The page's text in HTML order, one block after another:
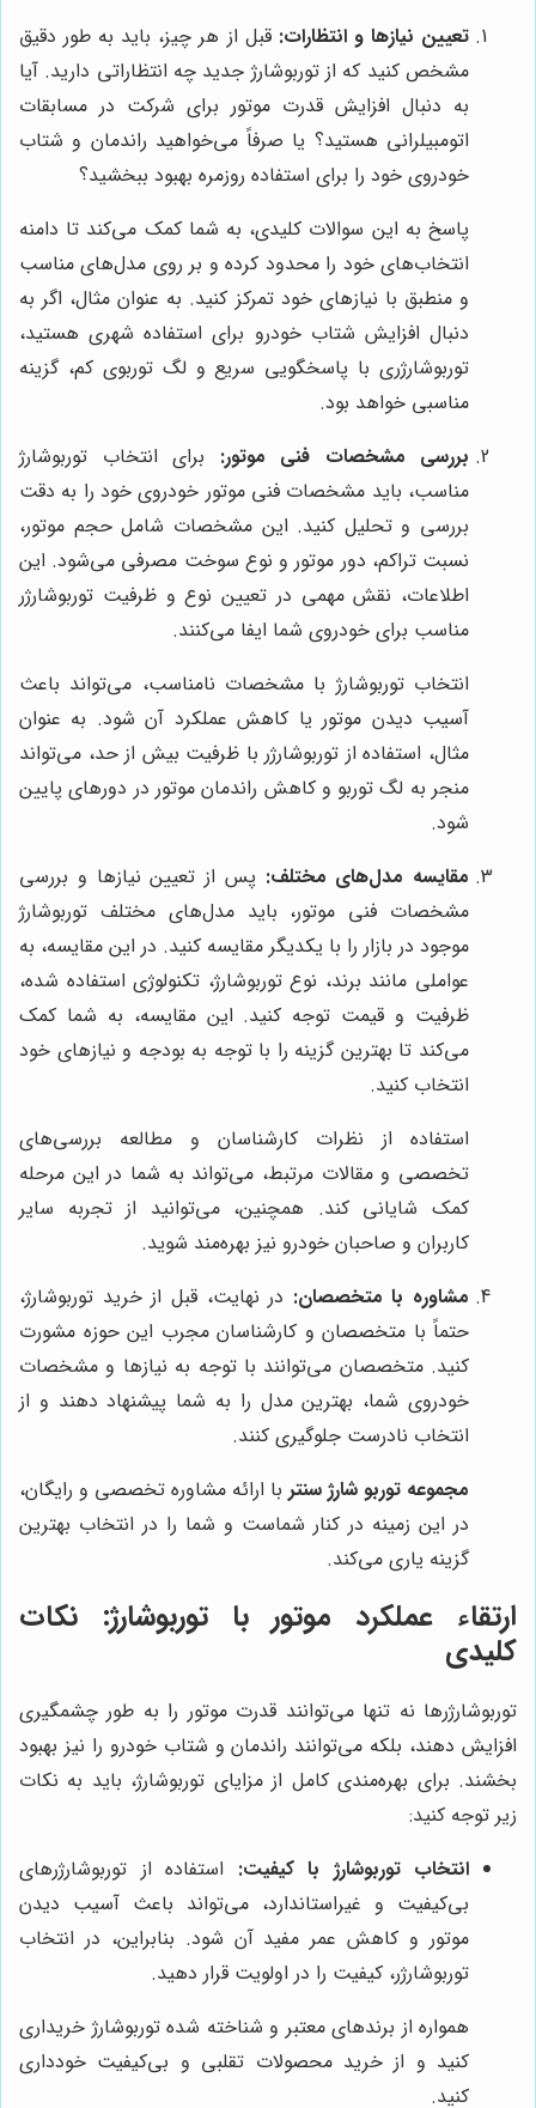
تعیین نیازها و انتظارات: قبل از هر چیز، باید به طور دقیق
مشخص کنید که از توربوشارژ جدید چه انتظاراتی دارید. آیا
به دنبال افزایش قدرت موتور برای شرکت در مسابقات
اتومبیلرانی هستید؟ یا صرفاً می‌خواهید راندمان و شتاب
خودروی خود را برای استفاده روزمره بهبود ببخشید؟
پاسخ به این سوالات کلیدی، به شما کمک می‌کند تا دامنه
انتخاب‌های خود را محدود کرده و بر روی مدل‌های مناسب
و منطبق با نیازهای خود تمرکز کنید. به عنوان مثال، اگر به
دنبال افزایش شتاب خودرو برای استفاده شهری هستید،
توربوشارژری با پاسخگویی سریع و لگ توربوی کم، گزینه
مناسبی خواهد بود.
بررسی مشخصات فنی موتور: برای انتخاب توربوشارژ
مناسب، باید مشخصات فنی موتور خودروی خود را به دقت
بررسی و تحلیل کنید. این مشخصات شامل حجم موتور،
نسبت تراکم، دور موتور و نوع سوخت مصرفی می‌شود. این
اطلاعات، نقش مهمی در تعیین نوع و ظرفیت توربوشارژر
مناسب برای خودروی شما ایفا می‌کنند.
انتخاب توربوشارژ با مشخصات نامناسب، می‌تواند باعث
آسیب دیدن موتور یا کاهش عملکرد آن شود. به عنوان
مثال، استفاده از توربوشارژر با ظرفیت بیش از حد، می‌تواند
منجر به لگ توربو و کاهش راندمان موتور در دورهای پایین
شود.
مقایسه مدل‌های مختلف: پس از تعیین نیازها و بررسی
مشخصات فنی موتور، باید مدل‌های مختلف توربوشارژ
موجود در بازار را با یکدیگر مقایسه کنید. در این مقایسه، به
عواملی مانند برند، نوع توربوشارژ، تکنولوژی استفاده شده،
ظرفیت و قیمت توجه کنید. این مقایسه، به شما کمک
می‌کند تا بهترین گزینه را با توجه به بودجه و نیازهای خود
انتخاب کنید.
استفاده از نظرات کارشناسان و مطالعه بررسی‌های
تخصصی و مقالات مرتبط، می‌تواند به شما در این مرحله
کمک شایانی کند. همچنین، می‌توانید از تجربه سایر
کاربران و صاحبان خودرو نیز بهره‌مند شوید.
مشاوره با متخصصان: در نهایت، قبل از خرید توربوشارژ،
حتماً با متخصصان و کارشناسان مجرب این حوزه مشورت
کنید. متخصصان می‌توانند با توجه به نیازها و مشخصات
خودروی شما، بهترین مدل را به شما پیشنهاد دهند و از
انتخاب نادرست جلوگیری کنند.
مجموعه توربو شارژ سنتر با ارائه مشاوره تخصصی و رایگان،
در این زمینه در کنار شماست و شما را در انتخاب بهترین
گزینه یاری می‌کند.
ارتقاء عملکرد موتور با توربوشارژ: نکات
کلیدی
توربوشارژرها نه تنها می‌توانند قدرت موتور را به طور چشمگیری
افزایش دهند، بلکه می‌توانند راندمان و شتاب خودرو را نیز بهبود
بخشند. برای بهره‌مندی کامل از مزایای توربوشارژ، باید به نکات
زیر توجه کنید:
انتخاب توربوشارژ با کیفیت: استفاده از توربوشارژرهای
بی‌کیفیت و غیراستاندارد، می‌تواند باعث آسیب دیدن
موتور و کاهش عمر مفید آن شود. بنابراین، در انتخاب
توربوشارژر، کیفیت را در اولویت قرار دهید.
همواره از برندهای معتبر و شناخته شده توربوشارژ خریداری
کنید و از خرید محصولات تقلبی و بی‌کیفیت خودداری
کنید.